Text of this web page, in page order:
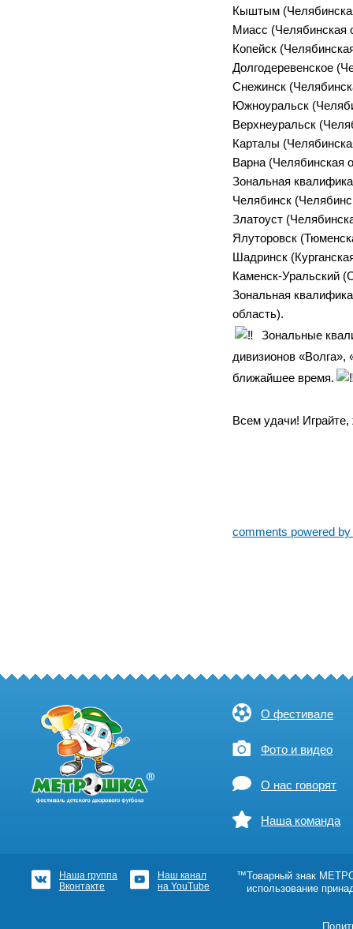
Кыштым
Миасс (Челябинская
Копейск
Долгодеревенское
Снежинск
Южноуральск
Верхнеуральск
Карталы
Варна (Челябинская
Зональная
Челябинск
Златоуст
Ялуторовск
Шадринск
Каменск-Уральский
Зональная
область).
Зональные
дивизионов
ближайшее время.
Всем удачи!
comments powered
О фестивале
Фото и видео
О нас говорят
Наша команда
Наша группа
Вконтакте
Наш канал
на YouTube
™Товарный знак
использование